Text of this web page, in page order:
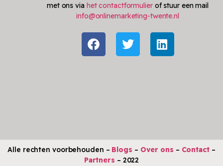
met ons via het contactformulierof stuur een mail
info@onlinemarketing-twente.nl
Alle rechten voorbehouden – Blogs – Over ons – Contact –
Partners – 2022